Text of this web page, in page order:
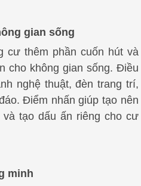
gian sống
cư thêm phần cuốn hút và
cho không gian sống. Điều
nghệ thuật, đèn trang trí,
Điểm nhấn giúp tạo nên
tạo dấu ấn riêng cho cư
minh